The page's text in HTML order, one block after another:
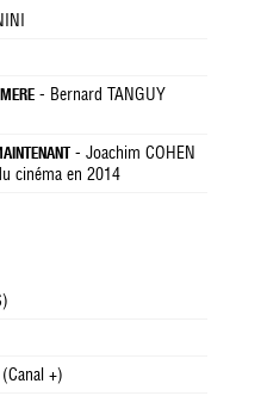
- Bernard TANGUY
- Joachim COHEN
cinéma en 2014
+)